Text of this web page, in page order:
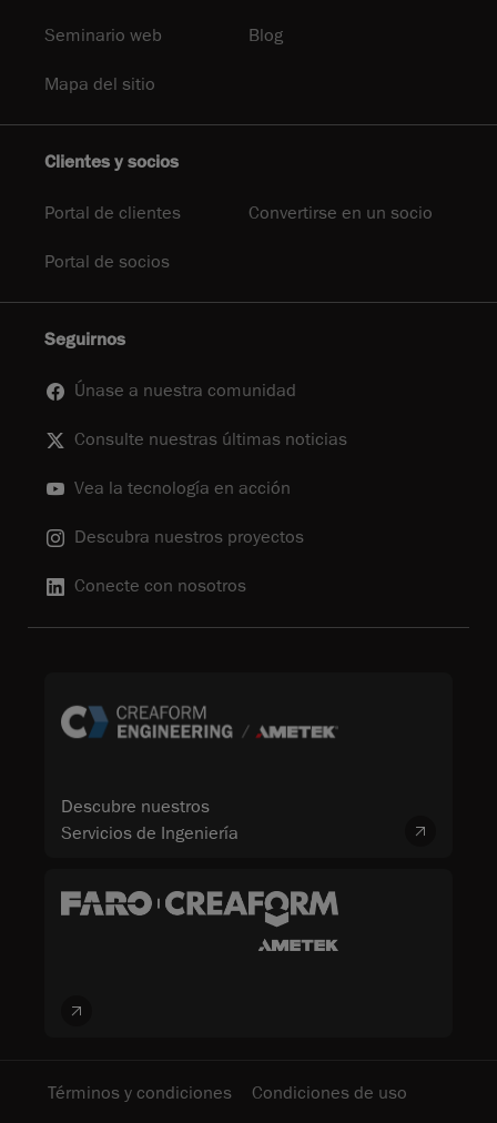
Seminario web Blog
Mapa del sitio
Clientes y socios
Portal de clientes Convertirse en un socio
Portal de socios
Seguirnos
Únase a nuestra comunidad
Consulte nuestras últimas noticias
Vea la tecnología en acción
Descubra nuestros proyectos
Conecte con nosotros
Descubre nuestros
Servicios de Ingeniería
Términos y condiciones Condiciones de uso